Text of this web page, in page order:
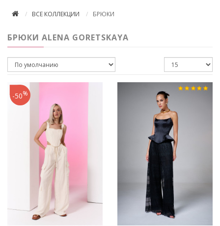
ВСЕ КОЛЛЕКЦИИ БРЮКИ
БРЮКИ ALENA GORETSKAYA
-50%